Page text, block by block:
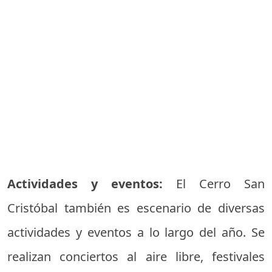
Actividades y eventos: El Cerro San
Cristóbal también es escenario de diversas
actividades y eventos a lo largo del año. Se
realizan conciertos al aire libre, festivales